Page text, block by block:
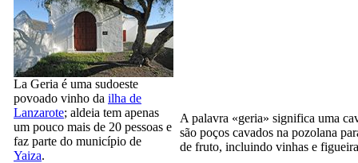
La Geria é uma sudoeste
povoado vinho da ilha de
Lanzarote; aldeia tem apenas
um pouco mais de 20 pessoas e
faz parte do município de
Yaiza.
A palavra «geria» significa uma
são poços cavados na pozolana
de fruto, incluindo vinhas e